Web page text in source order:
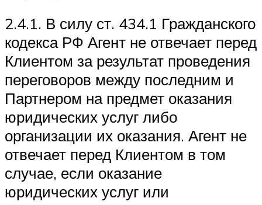
2.4.1. В силу ст. 434.1 Гражданского
кодекса РФ Агент не отвечает перед
Клиентом за результат проведения
переговоров между последним и
Партнером на предмет оказания
юридических услуг либо
организации их оказания. Агент не
отвечает перед Клиентом в том
случае, если оказание
юридических услуг или